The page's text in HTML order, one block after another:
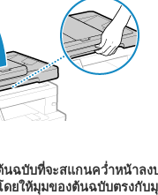
นฉบับที่จะสแกนคว่ำหน้าลง
ยให้มุมของต้นฉบับตรงกับ